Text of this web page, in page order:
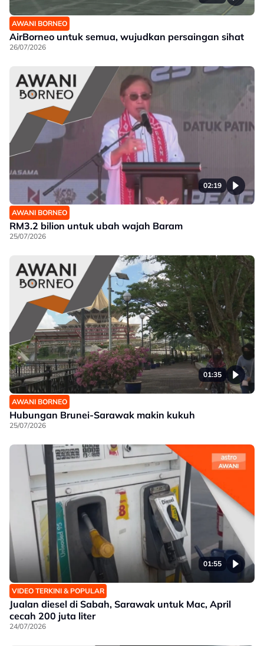
AWANI BORNEO
AirBorneo untuk semua, wujudkan persaingan sihat
26/07/2026
02:19
AWANI BORNEO
RM3.2 bilion untuk ubah wajah Baram
25/07/2026
01:35
AWANI BORNEO
Hubungan Brunei-Sarawak makin kukuh
25/07/2026
01:55
VIDEO TERKINI & POPULAR
Jualan diesel di Sabah, Sarawak untuk Mac, April
cecah 200 juta liter
24/07/2026